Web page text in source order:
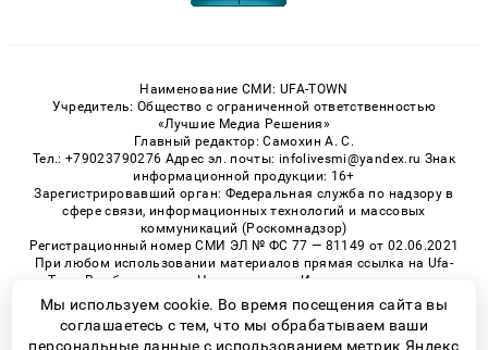
Наименование СМИ: UFA-TOWN
Учредитель: Общество с ограниченной ответственностью
«Лучшие Медиа Решения»
Главный редактор: Самохин А. С.
Тел.: +79023790276 Адрес эл. почты: infolivesmi@yandex.ru Знак
информационной продукции: 16+
Зарегистрировавший орган: Федеральная служба по надзору в
сфере связи, информационных технологий и массовых
коммуникаций (Роскомнадзор)
Регистрационный номер СМИ ЭЛ № ФС 77 — 81149 от 02.06.2021
При любом использовании материалов прямая ссылка на Ufa-
Town.Ru обязательна. Цитирование в Интернете возможно
только при наличии письменного разрешения.
Мы используем cookie. Во время посещения сайта вы
соглашаетесь с тем, что мы обрабатываем ваши
персональные данные с использованием метрик Яндекс